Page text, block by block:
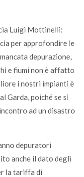
Luigi Mottinelli:
per approfondire le
depurazione,
e fiumi non è affatto
i nostri impianti è
Garda, poiché se si
ad un disastro
depuratori
anche il dato degli
la tariffa di